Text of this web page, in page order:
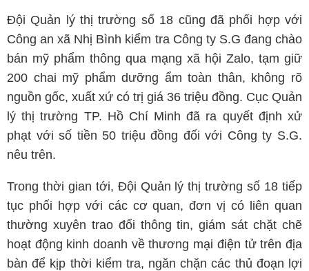
Đội Quản lý thị trường số 18 cũng đã phối hợp với
Công an xã Nhị Bình kiểm tra Công ty S.G đang chào
bán mỹ phẩm thông qua mạng xã hội Zalo, tạm giữ
200 chai mỹ phẩm dưỡng ẩm toàn thân, không rõ
nguồn gốc, xuất xứ có trị giá 36 triệu đồng. Cục Quản
lý thị trường TP. Hồ Chí Minh đã ra quyết định xử
phạt với số tiền 50 triệu đồng đối với Công ty S.G.
nêu trên.
Trong thời gian tới, Đội Quản lý thị trường số 18 tiếp
tục phối hợp với các cơ quan, đơn vị có liên quan
thường xuyên trao đổi thông tin, giám sát chặt chẽ
hoạt động kinh doanh về thương mại điện tử trên địa
bàn để kịp thời kiểm tra, ngăn chặn các thủ đoạn lợi